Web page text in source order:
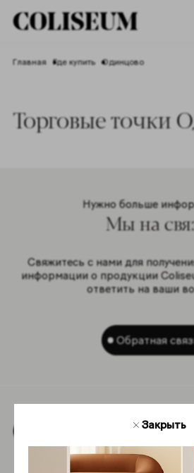
Главная Где купить Одинцово
Торговые точки
Нужно больше
Мы на
Свяжитесь с нами для
информации о продукции
ответить на ваши
Обратная
Закрыть